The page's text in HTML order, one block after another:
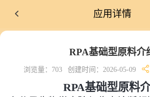
应用详情
RPA基础型原料介
浏览量：703 创建时间：2026-05-09
RPA基础型原料